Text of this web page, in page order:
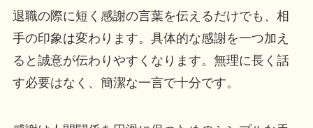
退職の際に短く感謝の言葉を伝えるだけでも、相
手の印象は変わります。具体的な感謝を一つ加え
ると誠意が伝わりやすくなります。無理に長く話
す必要はなく、簡潔な一言で十分です。